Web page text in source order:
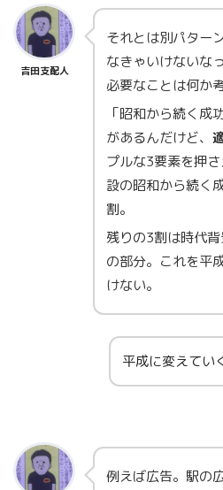
吉田支配人
それとは別パター
なきゃいけないな
必要なことは何か
「昭和から続く成
があるんだけど、
プルな3要素を押
設の昭和から続く
割。
残りの3割は時代
の部分。これを平
けない。
平成に変えてい
例えば広告。駅の